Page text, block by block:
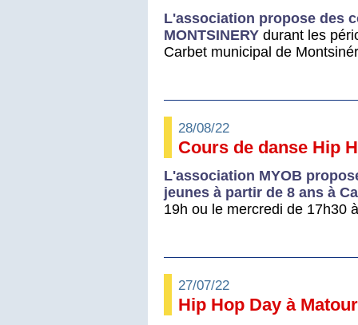
L'association propose des
MONTSINERY durant les
Carbet municipal de
28/08/22
Cours de danse Hip
L'association MYOB
jeunes à partir de 8 ans à
19h ou le mercredi de 17h30
27/07/22
Hip Hop Day à